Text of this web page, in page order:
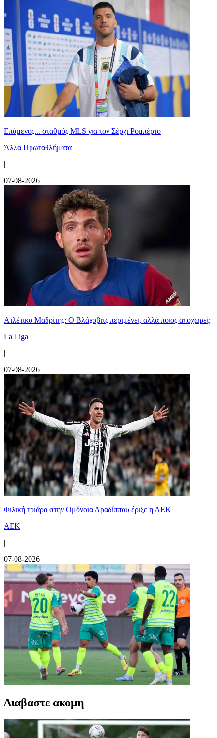
Επόμενος... σταθμός MLS για τον Σέρχι Ρομπέρτο
Άλλα Πρωταθλήματα
|
07-08-2026
Ατλέτικο Μαδρίτης: Ο Βλάχοβιτς περιμένει, αλλά ποιος αποχωρεί;
La Liga
|
07-08-2026
Φιλική τριάρα στην Ομόνοια Αραδίππου έριξε η ΑΕΚ
ΑΕΚ
|
07-08-2026
Διαβαστε ακομη